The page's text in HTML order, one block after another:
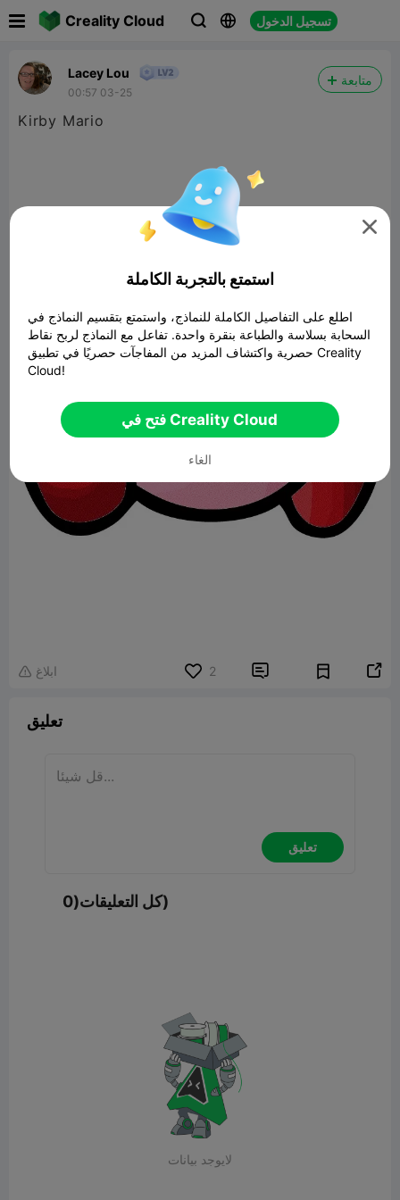
Creality Cloud   تسجيل الدخول
Lacey Lou
00:57 03-25
متابعة
Kirby Mario
 ابلاغ 2  
تعليق
تعليق
كل التعليقات(0)
لايوجد بيانات

استمتع بالتجربة الكاملة
اطلع على التفاصيل الكاملة للنماذج، واستمتع بتقسيم النماذج في
السحابة بسلاسة والطباعة بنقرة واحدة. تفاعل مع النماذج لربح نقاط
حصرية واكتشاف المزيد من المفاجآت حصريًا في تطبيق Creality
Cloud!
فتح في Creality Cloud
الغاء